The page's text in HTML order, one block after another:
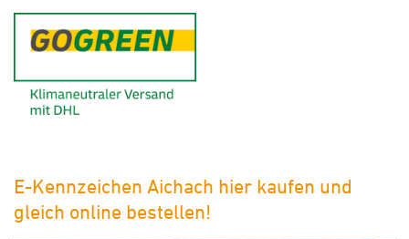
E-Kennzeichen Aichach hier kaufen und
gleich online bestellen!